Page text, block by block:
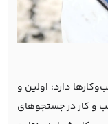
دارد؛ اولین و
و کار در جستجوهای